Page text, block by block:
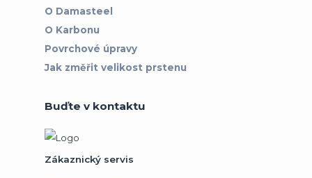
O Damasteel
O Karbonu
Povrchové úpravy
Jak změřit velikost prstenu
Buďte v kontaktu
Zákaznický servis